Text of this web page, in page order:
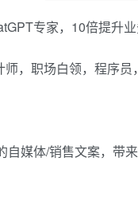
专家，10倍提升业
，职场白领，程序员
自媒体/销售文案，带来